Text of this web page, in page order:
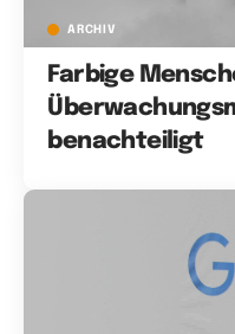
ARCHIV
Farbige
benachteiligt